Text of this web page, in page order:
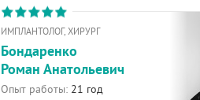
ИМПЛАНТОЛОГ, ХИРУРГ
Бондаренко
Роман Анатольевич
Опыт работы: 21 год